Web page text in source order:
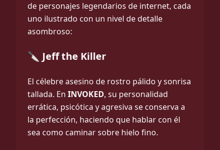
de personajes legendarios de internet, cada
uno ilustrado con un nivel de detalle
asombroso:
🔪 Jeff the Killer
El célebre asesino de rostro pálido y sonrisa
tallada. En INVOKED, su personalidad
errática, psicótica y agresiva se conserva a
la perfección, haciendo que hablar con él
sea como caminar sobre hielo fino.